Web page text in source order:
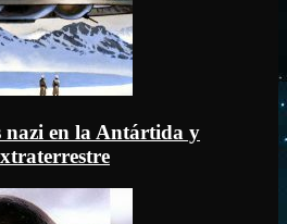
nazi en la Antártida y